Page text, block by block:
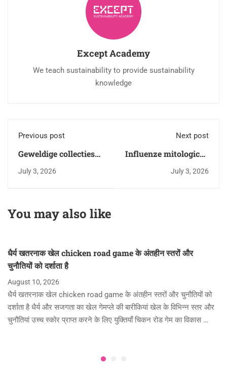
Except Academy
We teach sustainability to provide sustainability
knowledge
Previous post
Geweldige collecties
en thor fortune, een
July 3, 2026
Next post
Influenze mitologiche
e segreti nascosti
July 3, 2026
You may also like
धैर्य खतरनाक खेल chicken road game के अंतहीन स्तरों और
चुनौतियों को दर्शाता है
August 10, 2026
धैर्य खतरनाक खेल chicken road game के अंतहीन स्तरों और चुनौतियों को
दर्शाता है धैर्य और सजगता का खेल गेमप्ले की बारीकियां खेल के विभिन्न स्तर और
चुनौतियां उच्च स्कोर प्राप्त करने के लिए युक्तियाँ चिकन रोड गेम का विकास …